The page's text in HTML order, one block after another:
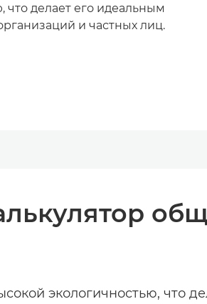
что делает его идеальным
и частных лиц.
экологичностью, что